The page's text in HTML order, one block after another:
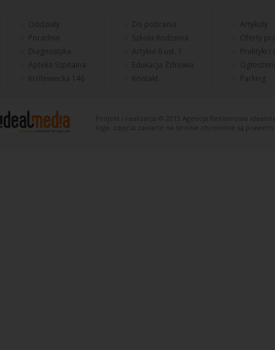
Poradnie
Diagnostyka
Apteka Szpitalna
Królewiecka 146
Do pobrania
Artykuł 6 ust. 1
Edukacja Zdrowia
Artykuły
Oferty
Praktyki
Parking
Projekt i realizacja © 2013 Agencja Reklamowa
loga, zdjęcia zawarte na stronie chronione są